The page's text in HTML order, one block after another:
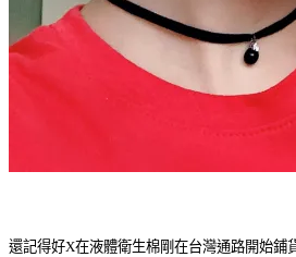
還記得好X在液體衛生棉剛在台灣通路開始鋪